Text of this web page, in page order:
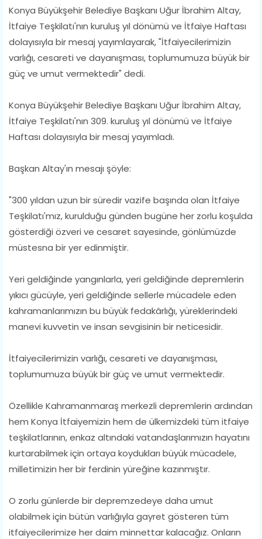
Konya Büyükşehir Belediye Başkanı Uğur İbrahim Altay,
İtfaiye Teşkilatı'nın kuruluş yıl dönümü ve İtfaiye Haftası
dolayısıyla bir mesaj yayımlayarak, "İtfaiyecilerimizin
varlığı, cesareti ve dayanışması, toplumumuza büyük bir
güç ve umut vermektedir" dedi.
Konya Büyükşehir Belediye Başkanı Uğur İbrahim Altay,
İtfaiye Teşkilatı'nın 309. kuruluş yıl dönümü ve İtfaiye
Haftası dolayısıyla bir mesaj yayımladı.
Başkan Altay'ın mesajı şöyle:
"300 yıldan uzun bir süredir vazife başında olan İtfaiye
Teşkilatı'mız, kurulduğu günden bugüne her zorlu koşulda
gösterdiği özveri ve cesaret sayesinde, gönlümüzde
müstesna bir yer edinmiştir.
Yeri geldiğinde yangınlarla, yeri geldiğinde depremlerin
yıkıcı gücüyle, yeri geldiğinde sellerle mücadele eden
kahramanlarımızın bu büyük fedakârlığı, yüreklerindeki
manevi kuvvetin ve insan sevgisinin bir neticesidir.
İtfaiyecilerimizin varlığı, cesareti ve dayanışması,
toplumumuza büyük bir güç ve umut vermektedir.
Özellikle Kahramanmaraş merkezli depremlerin ardından
hem Konya İtfaiyemizin hem de ülkemizdeki tüm itfaiye
teşkilatlarının, enkaz altındaki vatandaşlarımızın hayatını
kurtarabilmek için ortaya koydukları büyük mücadele,
milletimizin her bir ferdinin yüreğine kazınmıştır.
O zorlu günlerde bir depremzedeye daha umut
olabilmek için bütün varlığıyla gayret gösteren tüm
itfaiyecilerimize her daim minnettar kalacağız. Onların